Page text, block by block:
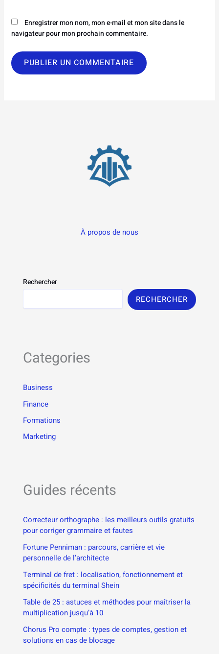
Enregistrer mon nom, mon e-mail et mon site dans le
navigateur pour mon prochain commentaire.
À propos de nous
Rechercher
RECHERCHER
Categories
Business
Finance
Formations
Marketing
Guides récents
Correcteur orthographe : les meilleurs outils gratuits
pour corriger grammaire et fautes
Fortune Penniman : parcours, carrière et vie
personnelle de l’architecte
Terminal de fret : localisation, fonctionnement et
spécificités du terminal Shein
Table de 25 : astuces et méthodes pour maîtriser la
multiplication jusqu’à 10
Chorus Pro compte : types de comptes, gestion et
solutions en cas de blocage